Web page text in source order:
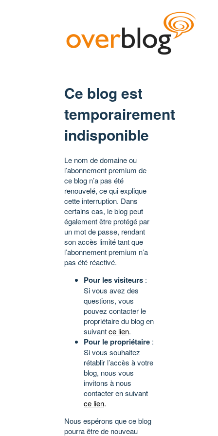
Ce blog est
temporairement
indisponible
Le nom de domaine ou
l’abonnement premium de
ce blog n’a pas été
renouvelé, ce qui explique
cette interruption. Dans
certains cas, le blog peut
également être protégé par
un mot de passe, rendant
son accès limité tant que
l’abonnement premium n’a
pas été réactivé.
Pour les visiteurs :
Si vous avez des
questions, vous
pouvez contacter le
propriétaire du blog en
suivantce lien.
Pour le propriétaire :
Si vous souhaitez
rétablir l’accès à votre
blog, nous vous
invitons à nous
contacter en suivant
ce lien.
Nous espérons que ce blog
pourra être de nouveau